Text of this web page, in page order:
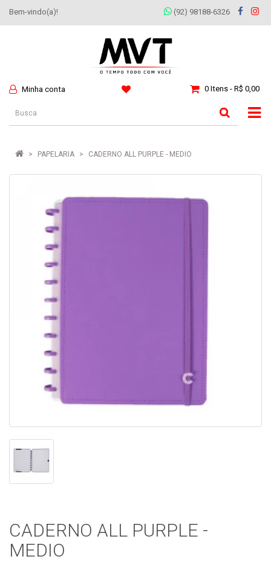
Bem-vindo(a)! (92) 98188-6326
Minha conta 0 Itens - R$ 0,00
PAPELARIA CADERNO ALL PURPLE - MEDIO
CADERNO ALL PURPLE -
MEDIO